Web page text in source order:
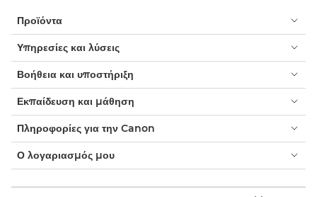
Προϊόντα
Υπηρεσίες και λύσεις
Βοήθεια και υποστήριξη
Εκπαίδευση και μάθηση
Πληροφορίες για την Canon
Ο λογαριασμός μου